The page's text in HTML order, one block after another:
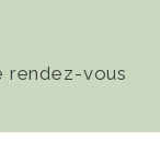
rendez-vous